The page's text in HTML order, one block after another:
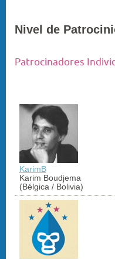
Nivel de
Patrocinadores
KarimB
Karim Boudjema
(Bélgica / Bolivia)